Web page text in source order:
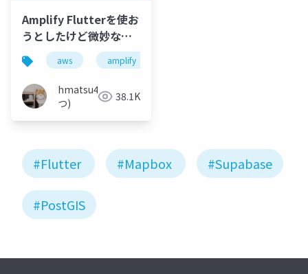
Amplify Flutterを使お
うとしたけど微妙な結
果に終わった話
aws amplify
hmatsu47(ま
つ)
38.1K
#Flutter #Mapbox #Supabase
#PostGIS